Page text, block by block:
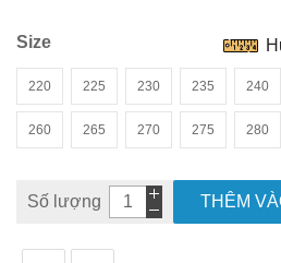
Size
220 225 230 235 240
260 265 270 275 280
Số lượng THÊM